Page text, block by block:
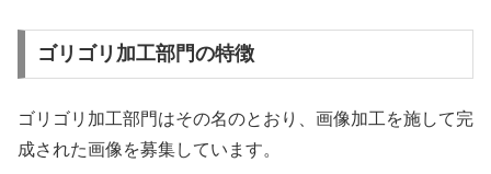
ゴリゴリ加工部門の特徴
ゴリゴリ加工部門はその名のとおり、画像加工を施して完
成された画像を募集しています。